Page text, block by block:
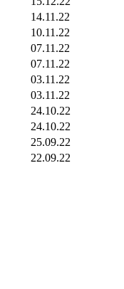
14.11.22
10.11.22
07.11.22
07.11.22
03.11.22
03.11.22
24.10.22
24.10.22
25.09.22
22.09.22